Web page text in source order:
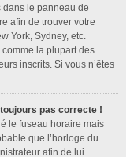
dans le panneau de
afin de trouver votre
York, Sydney, etc.
la plupart des
inscrits. Si vous n’êtes
toujours pas correcte !
le fuseau horaire mais
que l’horloge du
afin de lui